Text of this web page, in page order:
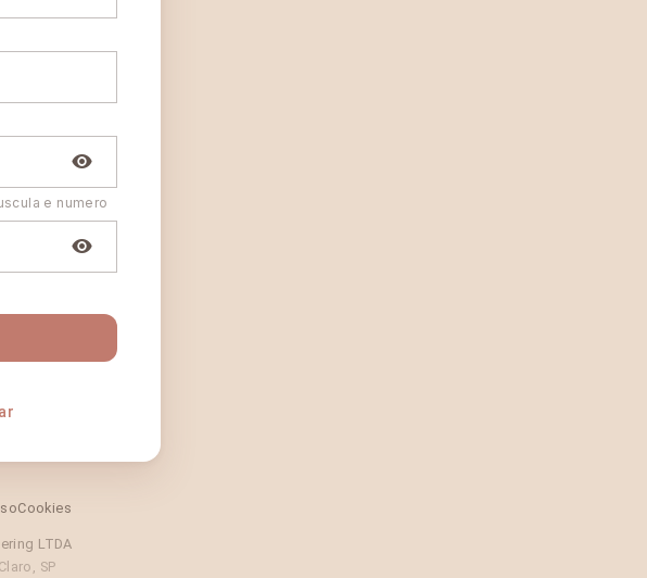
e numero
Cookies
LTDA
SP